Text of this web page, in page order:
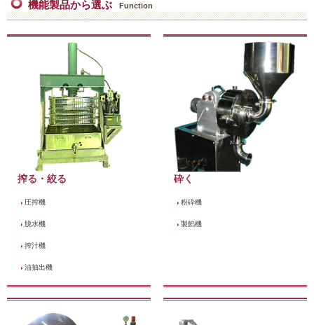
機能製品から選ぶ Function
搾る・絞る
圧搾機
脱水機
搾汁機
油抽出機
砕く
粉砕機
製餡機